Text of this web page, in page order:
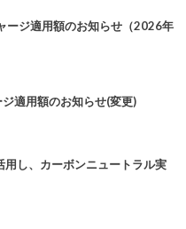
ージ適用額のお知らせ（2026年
適用額のお知らせ(変更)
し、カーボンニュートラル実